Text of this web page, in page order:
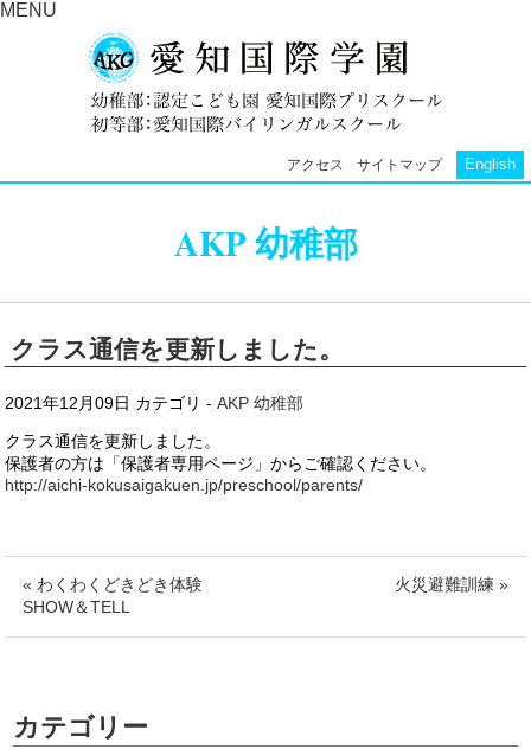
MENU
アクセス サイトマップ English
AKP 幼稚部
クラス通信を更新しました。
2021年12月09日 カテゴリ -AKP 幼稚部
クラス通信を更新しました。
保護者の方は「保護者専用ページ」からご確認ください。
http://aichi-kokusaigakuen.jp/preschool/parents/
« わくわくどきどき体験
SHOW＆TELL
火災避難訓練 »
カテゴリー